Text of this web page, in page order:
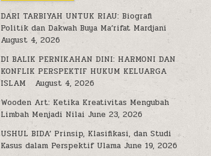
DARI TARBIYAH UNTUK RIAU: Biografi
Politik dan Dakwah Buya Ma’rifat Mardjani
August 4, 2026
DI BALIK PERNIKAHAN DINI: HARMONI DAN
KONFLIK PERSPEKTIF HUKUM KELUARGA
ISLAM
August 4, 2026
Wooden Art: Ketika Kreativitas Mengubah
Limbah Menjadi Nilai June 23, 2026
USHUL BIDA’ Prinsip, Klasifikasi, dan Studi
Kasus dalam Perspektif Ulama June 19, 2026